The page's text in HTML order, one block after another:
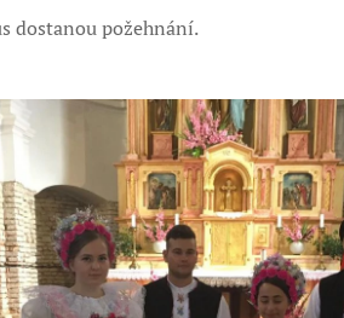
dostanou požehnání.